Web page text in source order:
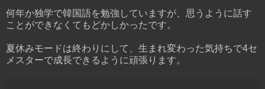
何年か独学で韓国語を勉強していますが、思うように話す
ことができなくてもどかしかったです。
夏休みモードは終わりにして、生まれ変わった気持ちで4セ
メスターで成長できるように頑張ります。